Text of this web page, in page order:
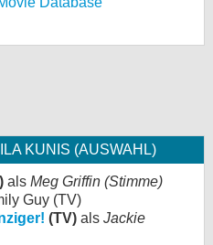
KUNIS (AUSWAHL)
als Meg Griffin (Stimme)
Guy (TV)
(TV) als Jackie